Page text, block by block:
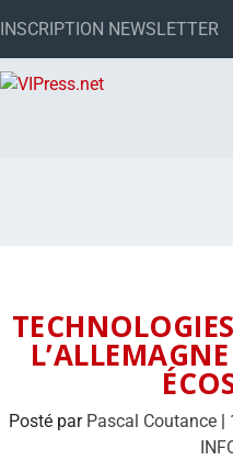
INSCRIPTION NEWSLETTER
Posté par Pascal Coutance|